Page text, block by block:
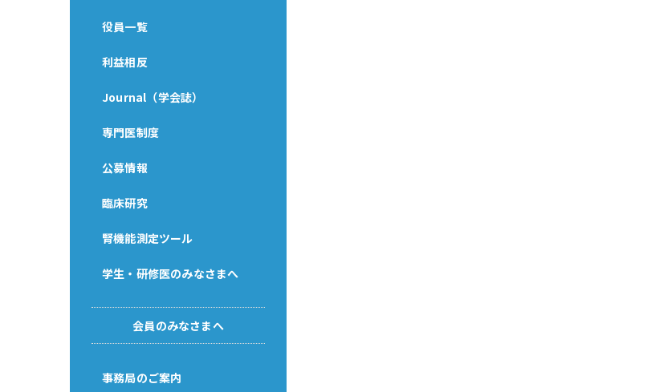
役員一覧
利益相反
Journal（学会誌）
専門医制度
公募情報
臨床研究
腎機能測定ツール
学生・研修医のみなさまへ
会員のみなさまへ
事務局のご案内